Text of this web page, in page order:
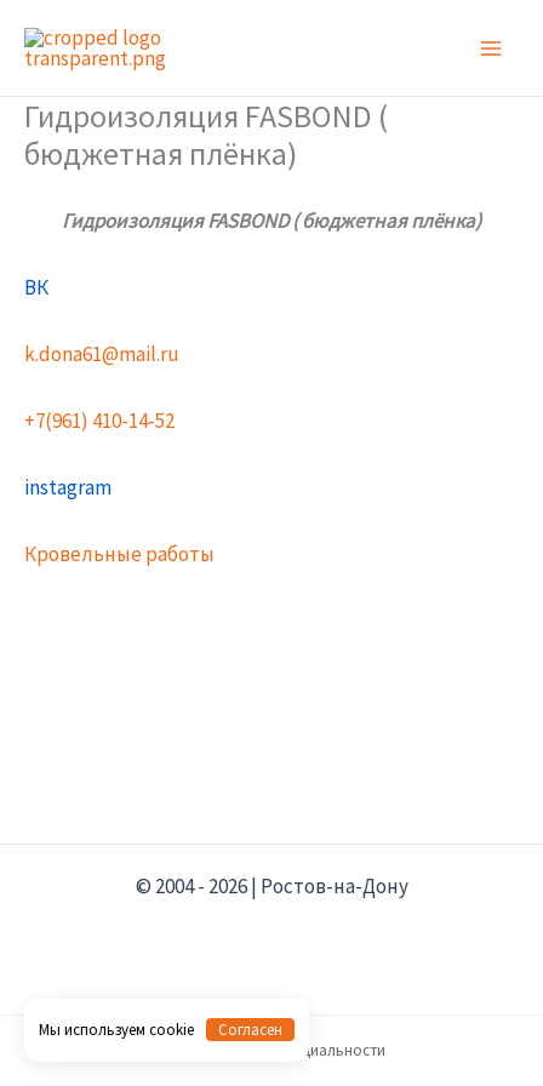
Гидроизоляция FASBOND (
бюджетная плёнка)
Гидроизоляция FASBOND ( бюджетная плёнка)
ВК
k.dona61@mail.ru
+7(961) 410-14-52
instagram
Кровельные работы
© 2004 - 2026 | Ростов-на-Дону
Политика конфиденциальности
Мы используем cookie Согласен